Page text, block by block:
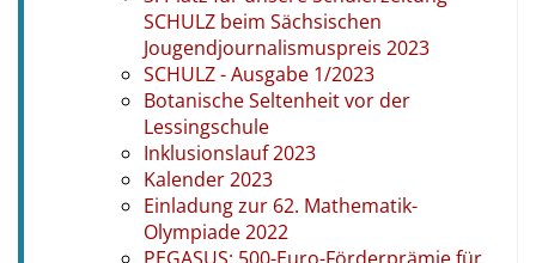
SCHULZ beim Sächsischen
Jougendjournalismuspreis 2023
SCHULZ - Ausgabe 1/2023
Botanische Seltenheit vor der
Lessingschule
Inklusionslauf 2023
Kalender 2023
Einladung zur 62. Mathematik-
Olympiade 2022